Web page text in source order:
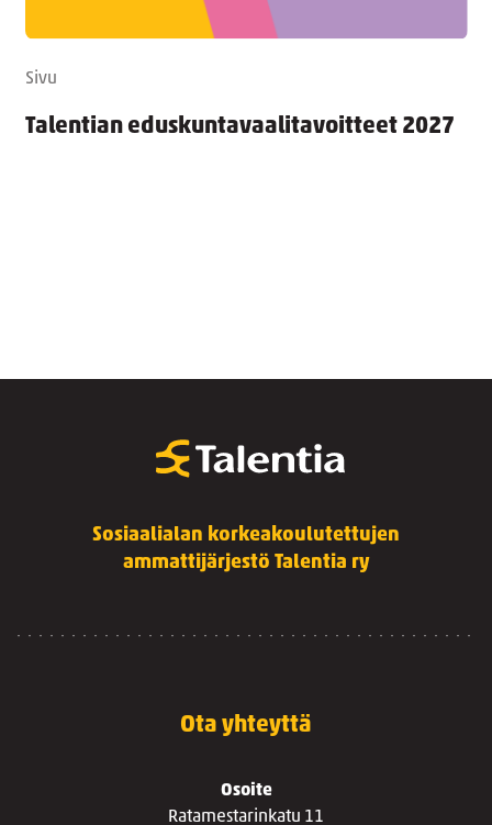
Sivu
Talentian eduskuntavaalitavoitteet 2027
Sosiaalialan korkeakoulutettujen
ammattijärjestö Talentia ry
Ota yhteyttä
Osoite
Ratamestarinkatu 11